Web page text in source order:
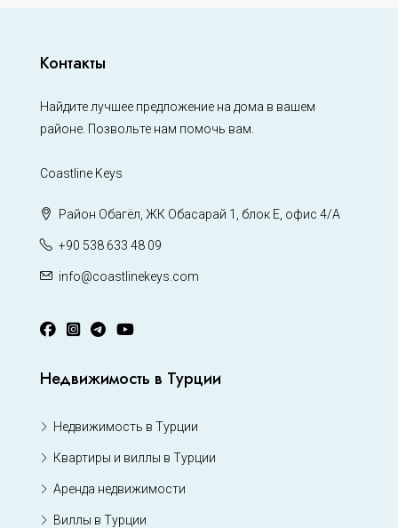
Контакты
Найдите лучшее предложение на дома в вашем
районе. Позвольте нам помочь вам.
Coastline Keys
Район Обагёл, ЖК Обасарай 1, блок Е, офис 4/А
+90 538 633 48 09
info@coastlinekeys.com
Недвижимость в Турции
Недвижимость в Турции
Квартиры и виллы в Турции
Аренда недвижимости
Виллы в Турции